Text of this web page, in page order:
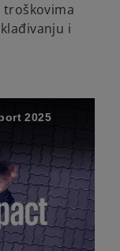
troškovima
i
2025